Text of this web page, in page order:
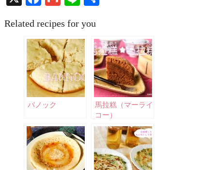
Related recipes for you
バノック
馬拉糕（マーライ
コー）